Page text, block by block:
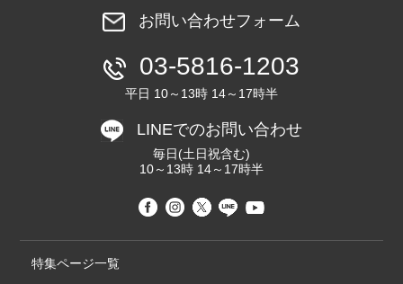
お問い合わせフォーム
03-5816-1203
平日 10～13時 14～17時半
LINEでのお問い合わせ
毎日(土日祝含む)
10～13時 14～17時半
特集ページ一覧